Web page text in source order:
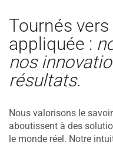
Tournés
appliquée :
nos
résultats.
Nous valorisons le
aboutissent à des
le monde réel. Notre